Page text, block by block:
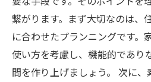
繋がります。まず大切なのは、
に合わせたプランニングです。
使い方を考慮し、機能的であり
間を作り上げましょう。 次に、